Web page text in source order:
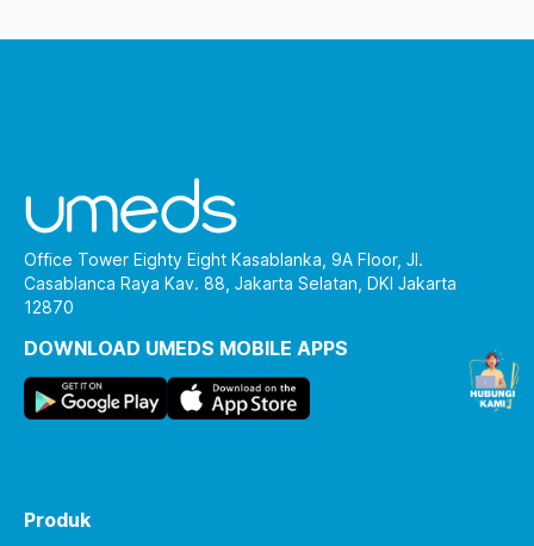
Office Tower Eighty Eight Kasablanka, 9A Floor, Jl.
Casablanca Raya Kav. 88, Jakarta Selatan, DKI Jakarta
12870
DOWNLOAD UMEDS MOBILE APPS
Produk